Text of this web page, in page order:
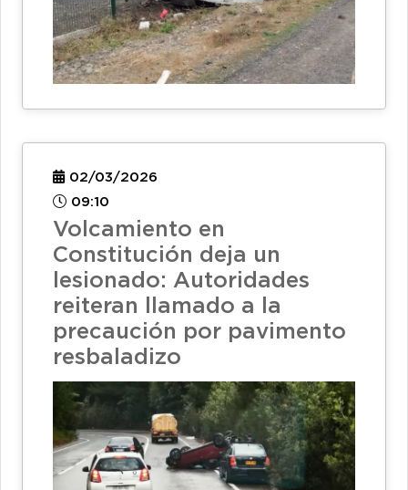
02/03/2026
09:10
Volcamiento en
Constitución deja un
lesionado: Autoridades
reiteran llamado a la
precaución por pavimento
resbaladizo